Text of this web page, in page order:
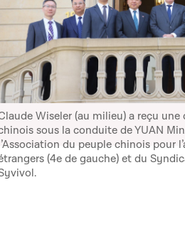
Wiseler (au milieu) a reçu
sous la conduite de YUAN
du peuple chinois pour
(4e de gauche) et du